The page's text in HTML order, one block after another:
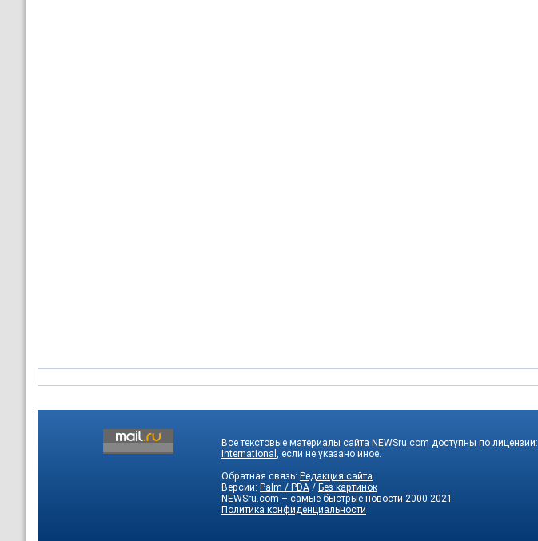
Все текстовые материалы сайта NEWSru.com доступны по лицензии:
International , если не указано иное.
Обратная связь: Редакция сайта
Версии: Palm / PDA / Без картинок
NEWSru.com – самые быстрые новости 2000-2021
Политика конфиденциальности